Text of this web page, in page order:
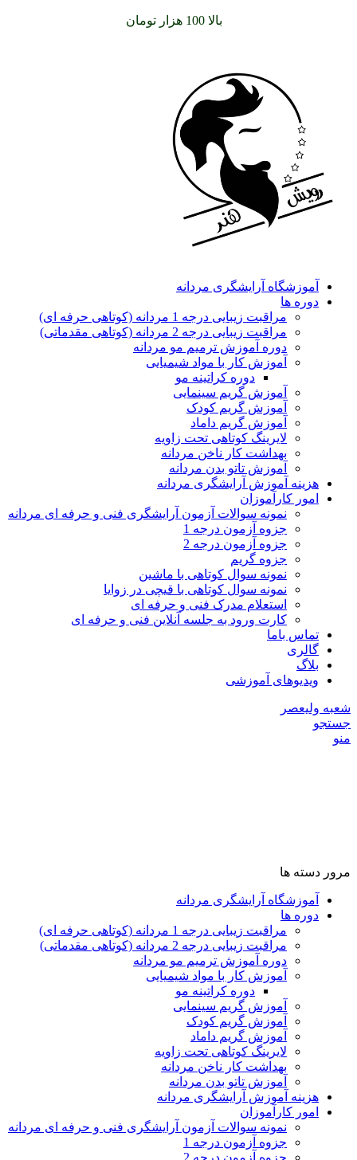
بالا 100 هزار تومان
آموزشگاه آرایشگری مردانه
دوره ها
مراقبت زیبایی درجه 1 مردانه (کوتاهی حرفه ای)
مراقبت زیبایی درجه 2 مردانه (کوتاهی مقدماتی)
دوره آموزش ترمیم مو مردانه
آموزش کار با مواد شیمیایی
دوره کراتینه مو
آموزش گریم سینمایی
آموزش گریم کودک
آموزش گریم داماد
لایرینگ کوتاهی تحت زاویه
بهداشت کار ناخن مردانه
آموزش تاتو بدن مردانه
هزینه آموزش آرایشگری مردانه
امور کارآموزان
نمونه سوالات آزمون آرایشگری فنی و حرفه ای مردانه
جزوه آزمون درجه 1
جزوه آزمون درجه 2
جزوه گریم
نمونه سوال کوتاهی با ماشین
نمونه سوال کوتاهی با قیچی در زوایا
استعلام مدرک فنی و حرفه ای
کارت ورود به جلسه آنلاین فنی و حرفه ای
تماس باما
گالری
بلاگ
ویدیوهای آموزشی
شعبه ولیعصر
جستجو
منو
مرور دسته ها
آموزشگاه آرایشگری مردانه
دوره ها
مراقبت زیبایی درجه 1 مردانه (کوتاهی حرفه ای)
مراقبت زیبایی درجه 2 مردانه (کوتاهی مقدماتی)
دوره آموزش ترمیم مو مردانه
آموزش کار با مواد شیمیایی
دوره کراتینه مو
آموزش گریم سینمایی
آموزش گریم کودک
آموزش گریم داماد
لایرینگ کوتاهی تحت زاویه
بهداشت کار ناخن مردانه
آموزش تاتو بدن مردانه
هزینه آموزش آرایشگری مردانه
امور کارآموزان
نمونه سوالات آزمون آرایشگری فنی و حرفه ای مردانه
جزوه آزمون درجه 1